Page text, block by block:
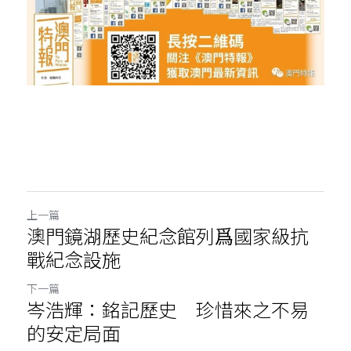
上一篇
澳門鏡湖歷史紀念館列爲國家級抗
戰紀念設施
下一篇
岑浩輝：銘記歷史 珍惜來之不易
的安定局面